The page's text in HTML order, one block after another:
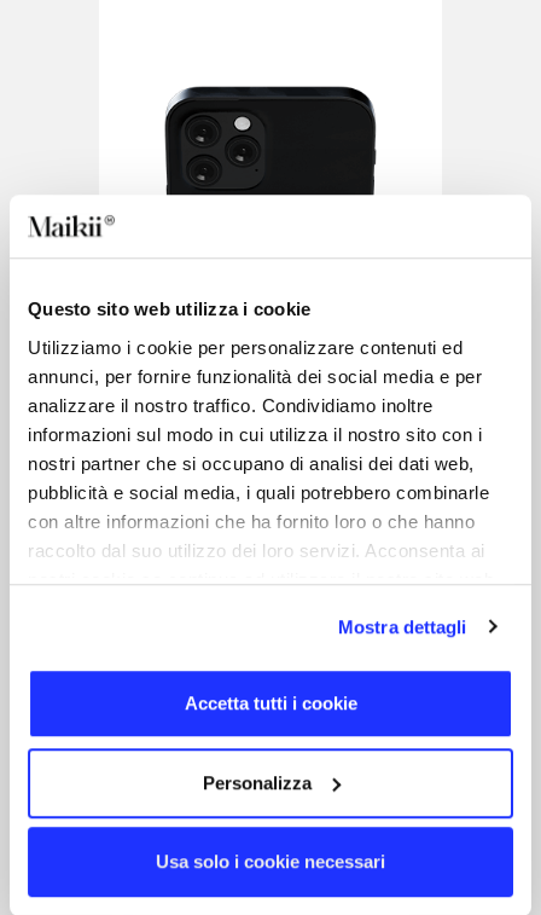
Questo sito web utilizza i cookie
Utilizziamo i cookie per personalizzare contenuti ed
annunci, per fornire funzionalità dei social media e per
analizzare il nostro traffico. Condividiamo inoltre
informazioni sul modo in cui utilizza il nostro sito con i
nostri partner che si occupano di analisi dei dati web,
pubblicità e social media, i quali potrebbero combinarle
con altre informazioni che ha fornito loro o che hanno
raccolto dal suo utilizzo dei loro servizi. Acconsenta ai
nostri cookie se continua ad utilizzare il nostro sito web.
Mostra dettagli
Accetta tutti i cookie
Personalizza
Usa solo i cookie necessari
Handy